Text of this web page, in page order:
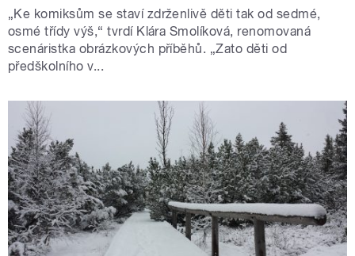
„Ke komiksům se staví zdrženlivě děti tak od sedmé,
osmé třídy výš,“ tvrdí Klára Smolíková, renomovaná
scenáristka obrázkových příběhů. „Zato děti od
předškolního v...